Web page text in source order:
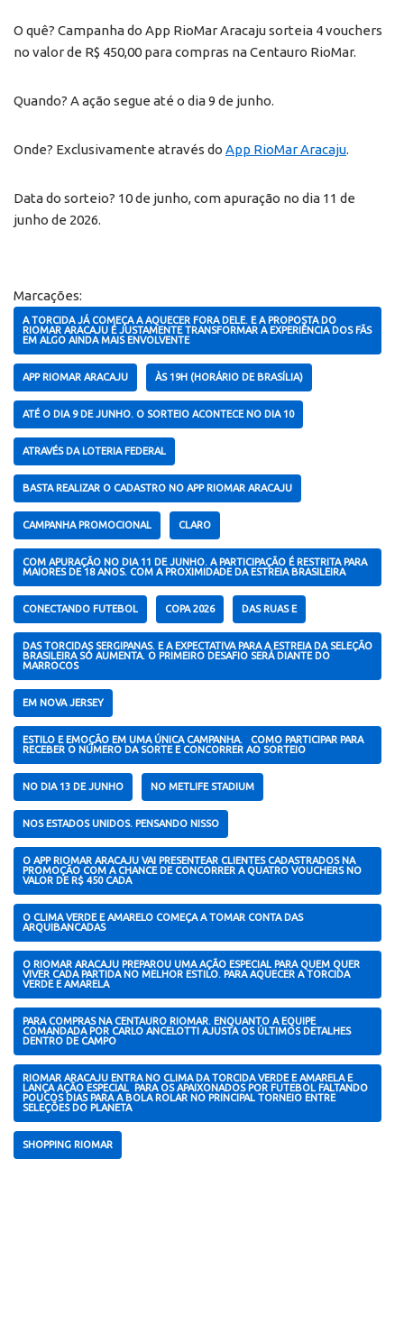
O quê? Campanha do App RioMar Aracaju sorteia 4 vouchers
no valor de R$ 450,00 para compras na Centauro RioMar.
Quando? A ação segue até o dia 9 de junho.
Onde? Exclusivamente através do App RioMar Aracaju.
Data do sorteio? 10 de junho, com apuração no dia 11 de
junho de 2026.
Marcações:
A TORCIDA JÁ COMEÇA A AQUECER FORA DELE. E A PROPOSTA DO
RIOMAR ARACAJU É JUSTAMENTE TRANSFORMAR A EXPERIÊNCIA DOS FÃS
EM ALGO AINDA MAIS ENVOLVENTE
APP RIOMAR ARACAJU ÀS 19H (HORÁRIO DE BRASÍLIA)
ATÉ O DIA 9 DE JUNHO. O SORTEIO ACONTECE NO DIA 10
ATRAVÉS DA LOTERIA FEDERAL
BASTA REALIZAR O CADASTRO NO APP RIOMAR ARACAJU
CAMPANHA PROMOCIONAL CLARO
COM APURAÇÃO NO DIA 11 DE JUNHO. A PARTICIPAÇÃO É RESTRITA PARA
MAIORES DE 18 ANOS. COM A PROXIMIDADE DA ESTREIA BRASILEIRA
CONECTANDO FUTEBOL COPA 2026 DAS RUAS E
DAS TORCIDAS SERGIPANAS. E A EXPECTATIVA PARA A ESTREIA DA SELEÇÃO
BRASILEIRA SÓ AUMENTA. O PRIMEIRO DESAFIO SERÁ DIANTE DO
MARROCOS
EM NOVA JERSEY
ESTILO E EMOÇÃO EM UMA ÚNICA CAMPANHA. COMO PARTICIPAR PARA
RECEBER O NÚMERO DA SORTE E CONCORRER AO SORTEIO
NO DIA 13 DE JUNHO NO METLIFE STADIUM
NOS ESTADOS UNIDOS. PENSANDO NISSO
O APP RIOMAR ARACAJU VAI PRESENTEAR CLIENTES CADASTRADOS NA
PROMOÇÃO COM A CHANCE DE CONCORRER A QUATRO VOUCHERS NO
VALOR DE R$ 450 CADA
O CLIMA VERDE E AMARELO COMEÇA A TOMAR CONTA DAS
ARQUIBANCADAS
O RIOMAR ARACAJU PREPAROU UMA AÇÃO ESPECIAL PARA QUEM QUER
VIVER CADA PARTIDA NO MELHOR ESTILO. PARA AQUECER A TORCIDA
VERDE E AMARELA
PARA COMPRAS NA CENTAURO RIOMAR. ENQUANTO A EQUIPE
COMANDADA POR CARLO ANCELOTTI AJUSTA OS ÚLTIMOS DETALHES
DENTRO DE CAMPO
RIOMAR ARACAJU ENTRA NO CLIMA DA TORCIDA VERDE E AMARELA E
LANÇA AÇÃO ESPECIAL PARA OS APAIXONADOS POR FUTEBOL FALTANDO
POUCOS DIAS PARA A BOLA ROLAR NO PRINCIPAL TORNEIO ENTRE
SELEÇÕES DO PLANETA
SHOPPING RIOMAR